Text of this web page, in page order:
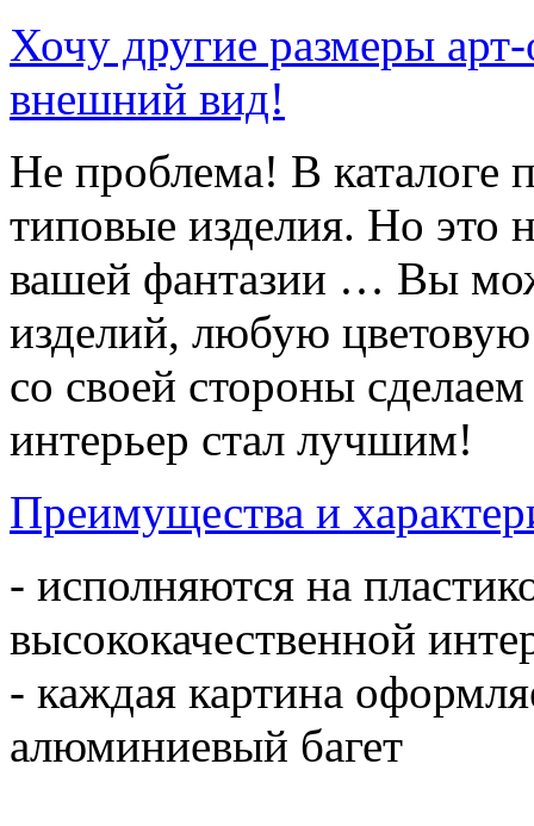
Хочу другие размеры
внешний вид!
Не проблема! В каталоге
типовые изделия. Но это
вашей фантазии … Вы
изделий, любую
со своей стороны
интерьер стал лучшим!
Преимущества и
- исполняются на
высококачественной
- каждая картина
алюминиевый багет